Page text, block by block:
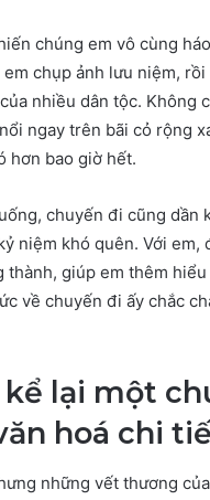
chúng em vô cùng
chụp ảnh lưu niệm,
nhiều dân tộc. Không
ngay trên bãi cỏ rộng
hơn bao giờ hết.
chuyến đi cũng
niệm khó quên. Với
giúp em thêm
về chuyến đi ấy chắc
lại một
hoá chi
những vết thương